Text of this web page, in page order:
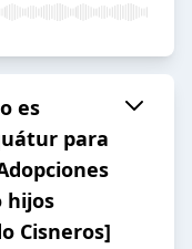
es
para
hijos
Cisneros]